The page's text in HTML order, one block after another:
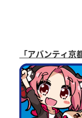
「アバンティ